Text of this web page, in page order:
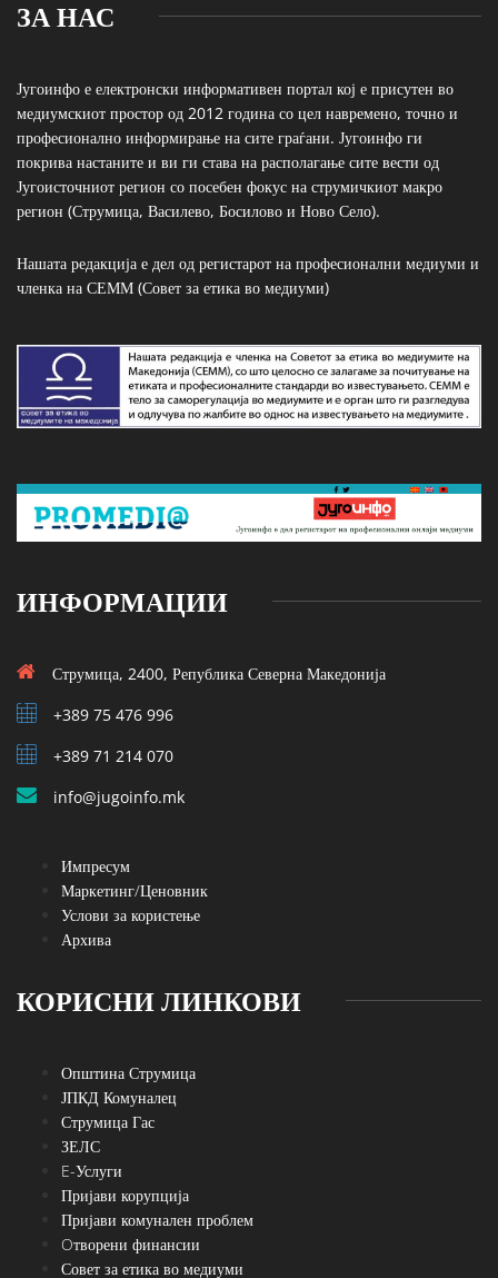
ЗА НАС
Југоинфо е електронски информативен портал кој е присутен во
медиумскиот простор од 2012 година со цел навремено, точно и
професионално информирање на сите граѓани. Југоинфо ги
покрива настаните и ви ги става на располагање сите вести од
Југоисточниот регион со посебен фокус на струмичкиот макро
регион (Струмица, Василево, Босилово и Ново Село).
Нашата редакција е дел од регистарот на професионални медиуми и
членка на СЕММ (Совет за етика во медиуми)
ИНФОРМАЦИИ
Струмица, 2400, Република Северна Македонија
+389 75 476 996
+389 71 214 070
info@jugoinfo.mk
Импресум
Маркетинг/Ценовник
Услови за користење
Архива
КОРИСНИ ЛИНКОВИ
Општина Струмица
ЈПКД Комуналец
Струмица Гас
ЗЕЛС
E-Услуги
Пријави корупција
Пријави комунален проблем
Oтворени финансии
Совет за етика во медиуми